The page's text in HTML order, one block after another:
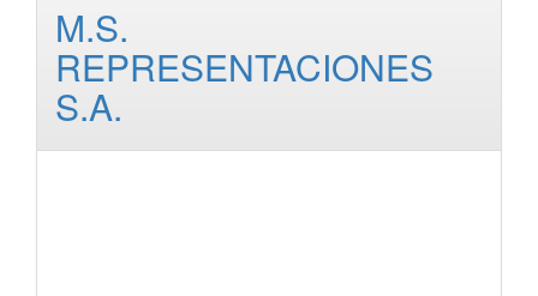
M.S.
REPRESENTACIONES
S.A.